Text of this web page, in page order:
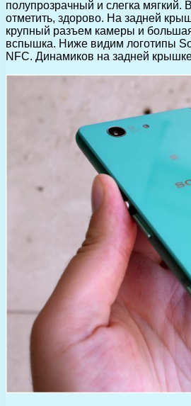
полупрозрачный и слегка мягкий.
отметить, здорово. На задней
крупный разъем камеры и
вспышка. Ниже видим логотипы
NFC. Динамиков на задней крышке